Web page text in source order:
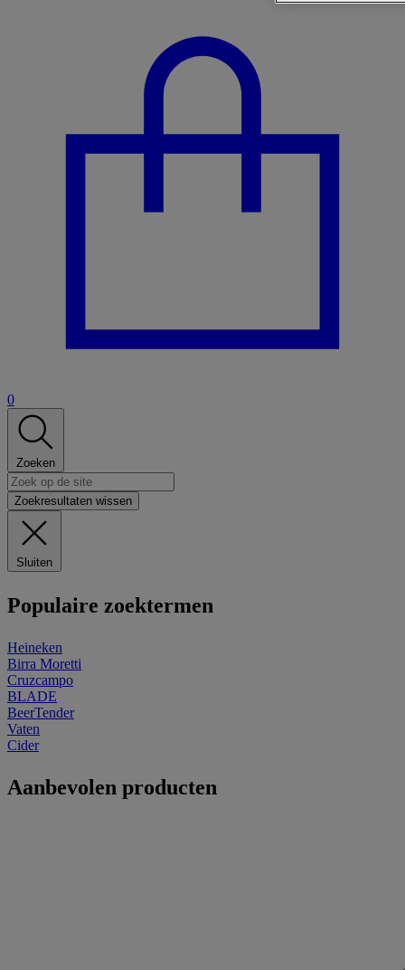
0
Zoeken
Zoekresultaten wissen
Sluiten
Populaire zoektermen
Heineken
Birra Moretti
Cruzcampo
BLADE
BeerTender
Vaten
Cider
Aanbevolen producten